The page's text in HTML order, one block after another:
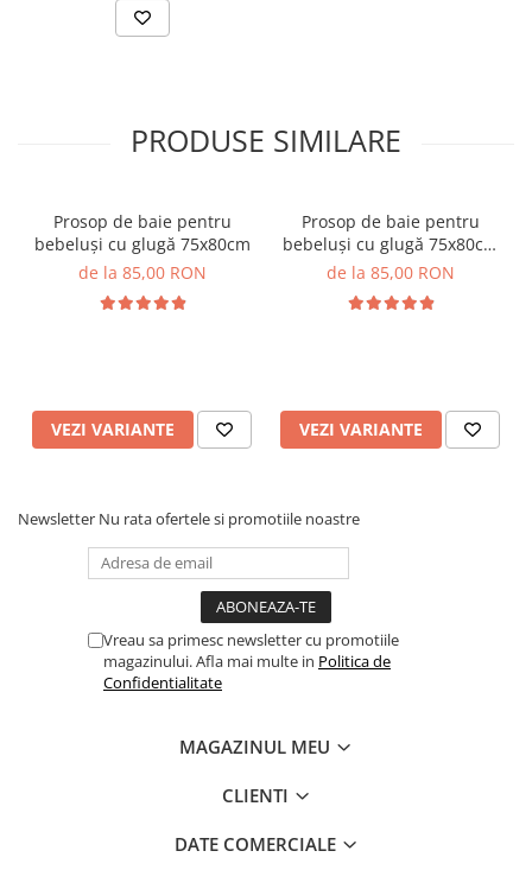
PRODUSE SIMILARE
Prosop de baie pentru
bebeluși cu glugă 75x80cm
de la 85,00 RON
VEZI VARIANTE
Prosop de baie pentru
bebeluși cu glugă 75x80cm
- ivory
de la 85,00 RON
VEZI VARIANTE
Newsletter Nu rata ofertele si promotiile noastre
Vreau sa primesc newsletter cu promotiile
magazinului. Afla mai multe in Politica de
Confidentialitate
MAGAZINUL MEU
CLIENTI
DATE COMERCIALE